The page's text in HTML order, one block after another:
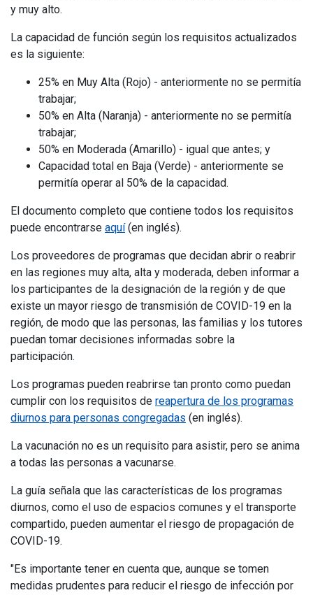
y muy alto.
La capacidad de función según los requisitos actualizados
es la siguiente:
25% en Muy Alta (Rojo) - anteriormente no se permitía
trabajar;
50% en Alta (Naranja) - anteriormente no se permitía
trabajar;
50% en Moderada (Amarillo) - igual que antes; y
Capacidad total en Baja (Verde) - anteriormente se
permitía operar al 50% de la capacidad.
El documento completo que contiene todos los requisitos
puede encontrarse aquí(en inglés).
Los proveedores de programas que decidan abrir o reabrir
en las regiones muy alta, alta y moderada, deben informar a
los participantes de la designación de la región y de que
existe un mayor riesgo de transmisión de COVID-19 en la
región, de modo que las personas, las familias y los tutores
puedan tomar decisiones informadas sobre la
participación.
Los programas pueden reabrirse tan pronto como puedan
cumplir con los requisitos de reapertura de los programas
diurnos para personas congregadas (en inglés).
La vacunación no es un requisito para asistir, pero se anima
a todas las personas a vacunarse.
La guía señala que las características de los programas
diurnos, como el uso de espacios comunes y el transporte
compartido, pueden aumentar el riesgo de propagación de
COVID-19.
"Es importante tener en cuenta que, aunque se tomen
medidas prudentes para reducir el riesgo de infección por